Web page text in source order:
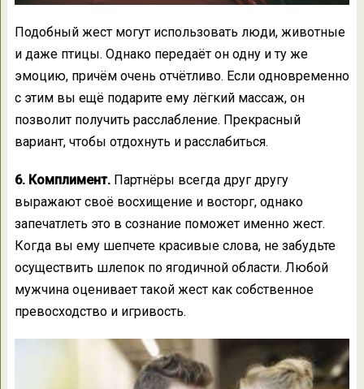
Подобный жест могут использовать люди, животные
и даже птицы. Однако передаёт он одну и ту же
эмоцию, причём очень отчётливо. Если одновременно
с этим вы ещё подарите ему лёгкий массаж, он
позволит получить расслабление. Прекрасный
вариант, чтобы отдохнуть и расслабиться.
6. Комплимент. Партнёры всегда друг другу
выражают своё восхищение и восторг, однако
запечатлеть это в сознание поможет именно жест.
Когда вы ему шепчете красивые слова, не забудьте
осуществить шлепок по ягодичной области. Любой
мужчина оценивает такой жест как собственное
превосходство и игривость.